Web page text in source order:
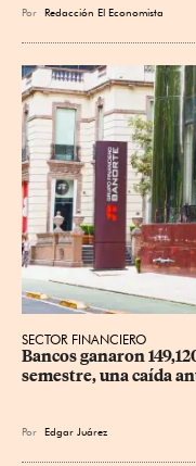
Por Redacción El Economista
SECTOR FINANCIERO
Bancos ganaron
semestre, una caída
Por Edgar Juárez